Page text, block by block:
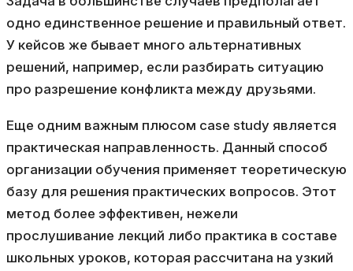
одно единственное решение и правильный ответ.
У кейсов же бывает много альтернативных
решений, например, если разбирать ситуацию
про разрешение конфликта между друзьями.
Еще одним важным плюсом case study является
практическая направленность. Данный способ
организации обучения применяет теоретическую
базу для решения практических вопросов. Этот
метод более эффективен, нежели
прослушивание лекций либо практика в составе
школьных уроков, которая рассчитана на узкий